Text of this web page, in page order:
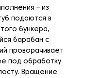
– из
подаются в
бункера,
барабан с
проворачивает
под обработку
Вращение